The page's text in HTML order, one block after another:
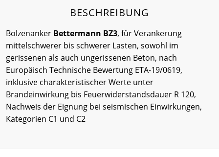
BESCHREIBUNG
Bolzenanker Bettermann BZ3, für Verankerung
mittelschwerer bis schwerer Lasten, sowohl im
gerissenen als auch ungerissenen Beton, nach
Europäisch Technische Bewertung ETA-19/0619,
inklusive charakteristischer Werte unter
Brandeinwirkung bis Feuerwiderstandsdauer R 120,
Nachweis der Eignung bei seismischen Einwirkungen,
Kategorien C1 und C2